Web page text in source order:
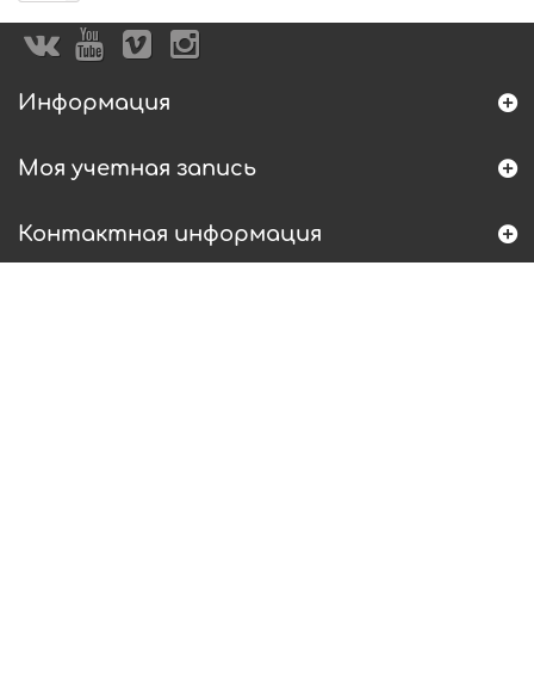
Информация
Моя учетная запись
Контактная информация